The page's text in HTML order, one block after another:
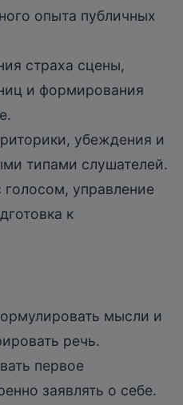
опыта публичных
страха сцены,
и формирования
убеждения и
типами слушателей.
голосом, управление
к
мысли и
речь.
первое
заявлять о себе.